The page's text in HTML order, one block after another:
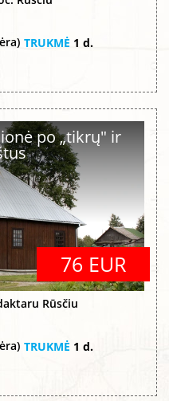
TRUKMĖ 1 d.
po „tikrų" ir
76 EUR
Rūsčiu
TRUKMĖ 1 d.